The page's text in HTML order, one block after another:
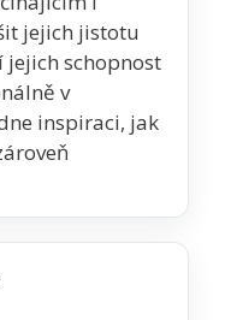
jejich jistotu
schopnost
v
inspiraci, jak